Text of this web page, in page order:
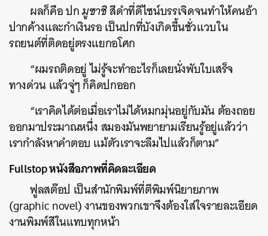
ผลก็คือ ปกมูซาชิสีดำที่ดีไซน์บรรเจิดจนทำให้คนอ้า
ปากค้างและกำเงินรอ เป็นปกที่บังเกิดขึ้นชั่วแวบใน
รถยนต์ที่ติดอยู่ตรงแยกอโศก
“ผมรถติดอยู่ ไม่รู้จะทำอะไรก็เลยนั่งพับใบเสร็จ
ทางด่วน แล้วจู่ๆ ก็คิดปกออก
“เราคิดได้ต่อเมื่อเราไม่ได้หมกมุ่นอยู่กับมัน ต้องถอย
ออกมาประมาณหนึ่ง สมองมันพยายามเรียนรู้อยู่แล้วว่า
เรากำลังหาคำตอบ แม้ตัวเราจะลืมไปแล้วก็ตาม”
Fullstop หนังสือภาพที่คิดละเอียด
ฟูลสต๊อป เป็นสำนักพิมพ์ที่ตีพิมพ์นิยายภาพ
(graphic novel) งานของพวกเขาจึงต้องใส่ใจรายละเอียด
งานพิมพ์สีในแทบทุกหน้า